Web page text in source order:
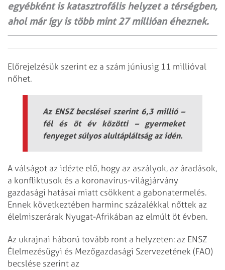
egyébként is katasztrofális helyzet a térségben,
ahol már így is több mint 27 millióan éheznek.
Előrejelzésük szerint ez a szám júniusig 11 millióval
nőhet.
Az ENSZ becslései szerint 6,3 millió –
fél és öt év közötti – gyermeket
fenyeget súlyos alultápláltság az idén.
A válságot az idézte elő, hogy az aszályok, az áradások,
a konfliktusok és a koronavírus-világjárvány
gazdasági hatásai miatt csökkent a gabonatermelés.
Ennek következtében harminc százalékkal nőttek az
élelmiszerárak Nyugat-Afrikában az elmúlt öt évben.
Az ukrajnai háború tovább ront a helyzeten: az ENSZ
Élelmezésügyi és Mezőgazdasági Szervezetének (FAO)
becslése szerint az